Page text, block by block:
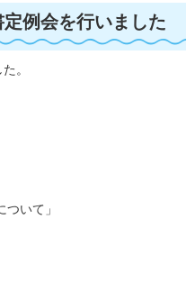
例会を行いました
。
いて」